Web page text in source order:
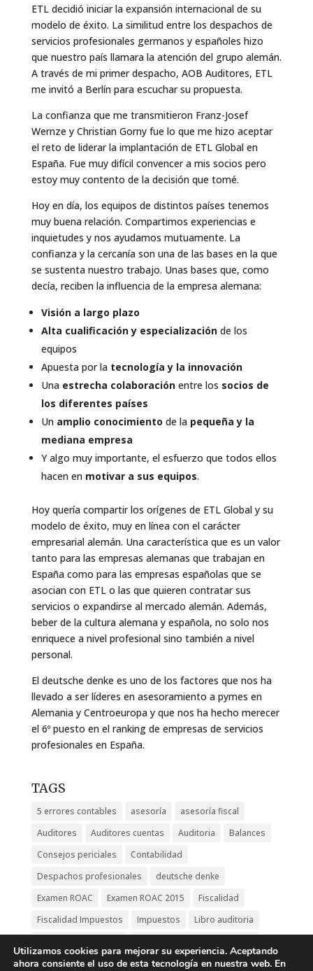
ETL decidió iniciar la expansión internacional de su
modelo de éxito. La similitud entre los despachos de
servicios profesionales germanos y españoles hizo
que nuestro país llamara la atención del grupo alemán.
A través de mi primer despacho, AOB Auditores, ETL
me invitó a Berlín para escuchar su propuesta.
La confianza que me transmitieron Franz-Josef
Wernze y Christian Gorny fue lo que me hizo aceptar
el reto de liderar la implantación de ETL Global en
España. Fue muy difícil convencer a mis socios pero
estoy muy contento de la decisión que tomé.
Hoy en día, los equipos de distintos países tenemos
muy buena relación. Compartimos experiencias e
inquietudes y nos ayudamos mutuamente. La
confianza y la cercanía son una de las bases en la que
se sustenta nuestro trabajo. Unas bases que, como
decía, reciben la influencia de la empresa alemana:
Visión a largo plazo
Alta cualificación y especializaciónde los
equipos
Apuesta por la tecnología y la innovación
Una estrecha colaboraciónentre los socios de
los diferentes países
Un amplio conocimiento de la pequeña y la
mediana empresa
Y algo muy importante, el esfuerzo que todos ellos
hacen en motivar a sus equipos.
Hoy quería compartir los orígenes de ETL Global y su
modelo de éxito, muy en línea con el carácter
empresarial alemán. Una característica que es un valor
tanto para las empresas alemanas que trabajan en
España como para las empresas españolas que se
asocian con ETL o las que quieren contratar sus
servicios o expandirse al mercado alemán. Además,
beber de la cultura alemana y española, no solo nos
enriquece a nivel profesional sino también a nivel
personal.
El deutsche denke es uno de los factores que nos ha
llevado a ser líderes en asesoramiento a pymes en
Alemania y Centroeuropa y que nos ha hecho merecer
el 6º puesto en el ranking de empresas de servicios
profesionales en España.
TAGS
5 errores contables asesoría
asesoría fiscal
Auditores
Auditores cuentas Auditoria
Balances
Consejos periciales
Contabilidad
Despachos profesionales
deutsche denke
Examen ROAC
Examen ROAC 2015
Fiscalidad
Fiscalidad Impuestos
Impuestos
Libro auditoria
Valor de marca
Utilizamos cookies para mejorar su experiencia. Aceptando
ahora consiente el uso de esta tecnología en nuestra web. En